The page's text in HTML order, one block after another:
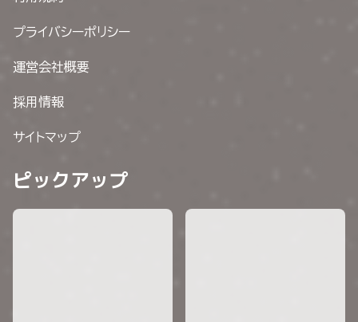
プライバシーポリシー
運営会社概要
採用情報
サイトマップ
ピックアップ